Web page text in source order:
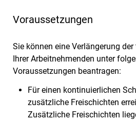
Voraussetzungen
Sie können eine Verlängerung
Ihrer Arbeitnehmenden unter
Voraussetzungen beantragen:
Für einen kontinuierlichen
zusätzliche Freischichten
Zusätzliche Freischichten